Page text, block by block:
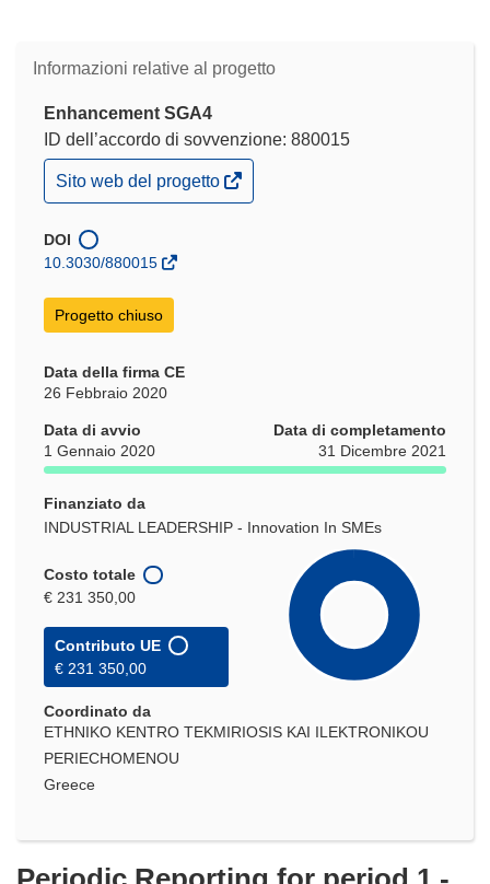
Informazioni relative al progetto
Enhancement SGA4
ID dell’accordo di sovvenzione: 880015
(si
apre
una
nuova
Sito web del progetto
DOI
10.3030/880015
Progetto chiuso
Data della firma CE
26 Febbraio 2020
Data di avvio
1 Gennaio 2020
Data di completamento
31 Dicembre 2021
Finanziato da
INDUSTRIAL LEADERSHIP - Innovation In SMEs
Costo totale
€ 231 350,00
Contributo UE
€ 231 350,00
Coordinato da
ETHNIKO KENTRO TEKMIRIOSIS KAI ILEKTRONIKOU
PERIECHOMENOU
Greece